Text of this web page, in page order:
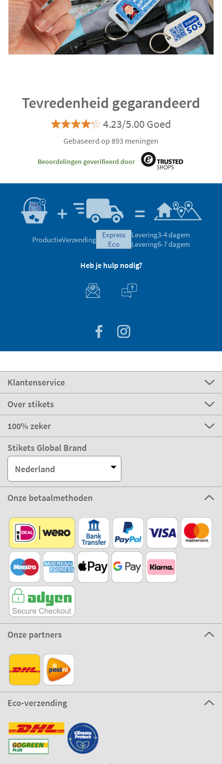
Tevredenheid gegarandeerd
4.23/5.00 Goed
Gebaseerd op 893 meningen
Beoordelingen geverifieerd door
ProductieVerzending
express
eco
Levering3-4 dagem
Levering6-7 dagem
Heb je hulp nodig?
Klantenservice
Over stikets
100% zeker
Stikets Global Brand
Nederland
Onze betaalmethoden
Onze partners
Eco-verzending